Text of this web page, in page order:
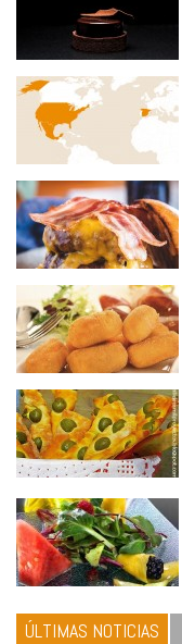
ÚLTIMAS NOTICIAS